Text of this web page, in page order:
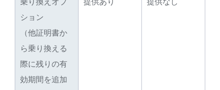
ション
（他証明書か
ら乗り換える
際に残りの有
効期間を追加